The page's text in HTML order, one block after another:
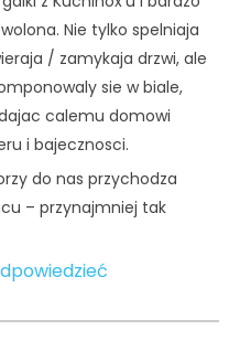
Nie tylko spelniaja
/ zamykaja drzwi, ale
sie w biale,
calemu domowi
i bajecznosci.
do nas przychodza
– przynajmniej tak